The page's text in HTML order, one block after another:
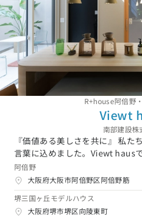
R+house阿倍野
Viewt
南部建設株
『価値ある美しさを共に』 私た
言葉に込めました。Viewt haus
る」という言葉を大切にし、住
す。人生を共に生きる「住宅」
きだと考え、皆さまの想いを最
させていただきます。
阿倍野
大阪府大阪市阿倍野区阿倍野筋
堺三国ヶ丘モデルハウス
大阪府堺市堺区向陵東町